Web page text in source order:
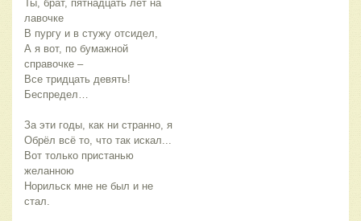
Ты, брат, пятнадцать лет на
лавочке
В пургу и в стужу отсидел,
А я вот, по бумажной
справочке –
Все тридцать девять!
Беспредел…
За эти годы, как ни странно, я
Обрёл всё то, что так искал...
Вот только пристанью
желанною
Норильск мне не был и не
стал.